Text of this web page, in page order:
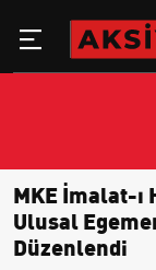
MKE İmalat-ı
Ulusal
Düzenlendi